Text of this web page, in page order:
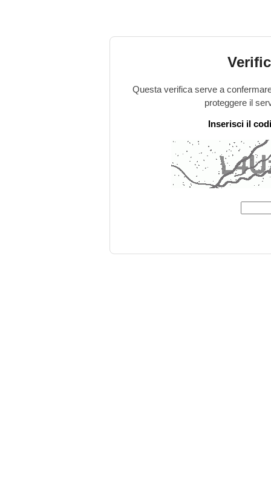
Questa verifica serve a
proteggere il
Inserisci il